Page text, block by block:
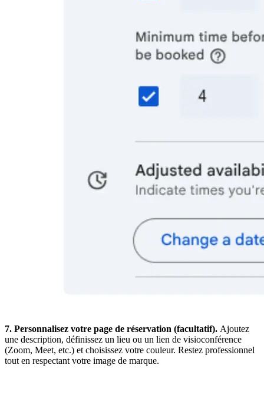
7. Personnalisez votre page de réservation (facultatif). Ajoutez
une description, définissez un lieu ou un lien de visioconférence
(Zoom, Meet, etc.) et choisissez votre couleur. Restez professionnel
tout en respectant votre image de marque.